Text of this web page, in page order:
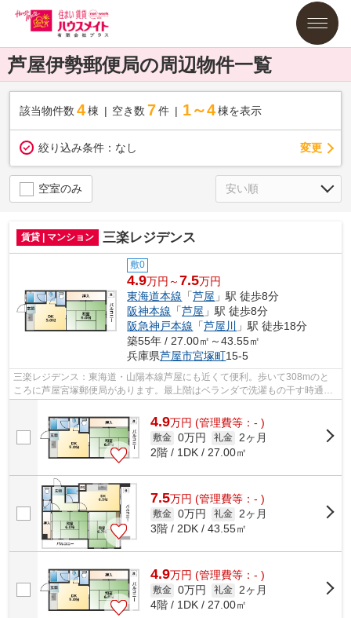
芦屋伊勢郵便局の周辺物件一覧
該当物件数 4棟 空き数 7 件 1～4 棟を表示
絞り込み条件： なし 変更
空室のみ
賃貸 | マンション 三楽レジデンス
敷0
4.9万円～7.5万円
東海道本線 「芦屋 」駅 徒歩8分
阪神本線 「芦屋 」駅 徒歩8分
阪急神戸本線 「芦屋川
」駅 徒歩18分
築55年 / 27.00㎡～43.55㎡
兵庫県芦屋市宮塚町15-5
三楽レジデンス：東海道・山陽本線芦屋にも近くて便利。歩いて308mのと
ころに芦屋宮塚郵便局があります。最上階はベランダで洗濯もの干す時通り
から姿を見られにくいです。中古の物件...
4.9万円 (管理費等：- )
敷金 0万円 礼金 2ヶ月
2階 / 1DK / 27.00㎡
7.5万円 (管理費等：- )
敷金 0万円 礼金 2ヶ月
3階 / 2DK / 43.55㎡
4.9万円 (管理費等：- )
敷金 0万円 礼金 2ヶ月
4階 / 1DK / 27.00㎡